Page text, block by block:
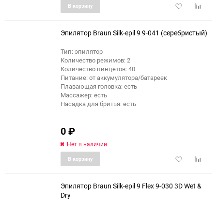
Добавить
В корзину
Эпилятор Braun Silk-epil 9 9-041 (серебристый)
Тип: эпилятор
Количество режимов: 2
Количество пинцетов: 40
Питание: от аккумулятора/батареек
Плавающая головка: есть
Массажер: есть
Насадка для бритья: есть
0₽
Нет в наличии
Добавить
В корзину
Эпилятор Braun Silk-epil 9 Flex 9-030 3D Wet &
Dry